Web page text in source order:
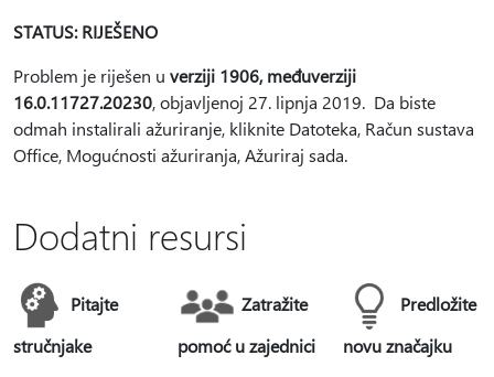
STATUS: RIJEŠENO
Problem je riješen u verziji 1906, međuverziji
16.0.11727.20230, objavljenoj 27. lipnja 2019. Da biste
odmah instalirali ažuriranje, kliknite Datoteka, Račun sustava
Office, Mogućnosti ažuriranja, Ažuriraj sada.
Dodatni resursi
Pitajte
stručnjake
Zatražite
pomoć u zajednici
Predložite
novu značajku